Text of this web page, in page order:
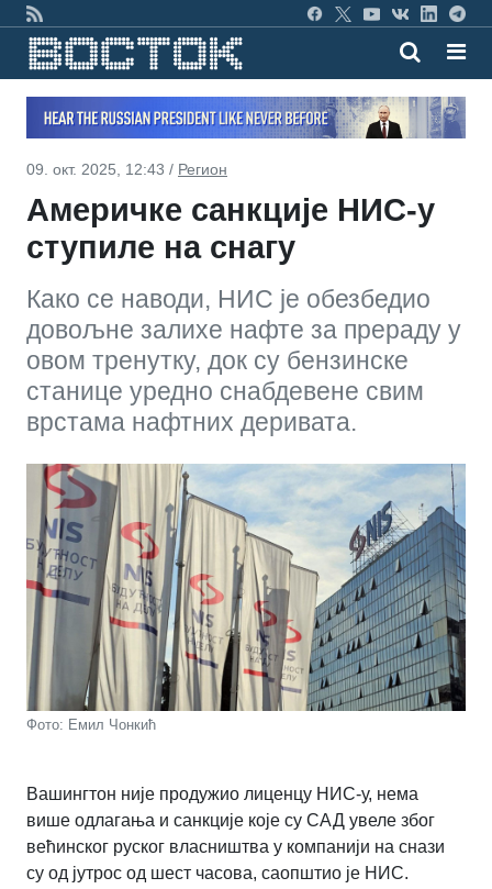
09. окт. 2025, 12:43 / Регион
Америчке санкције НИС-у
ступиле на снагу
Како се наводи, НИС је обезбедио
довољне залихе нафте за прераду у
овом тренутку, док су бензинске
станице уредно снабдевене свим
врстама нафтних деривата.
Фото: Емил Чонкић
Вашингтон није продужио лиценцу НИС-у, нема
више одлагања и санкције које су САД увеле због
већинског руског власништва у компанији на снази
су од јутрос од шест часова, саопштио је НИС.